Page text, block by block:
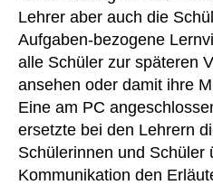
Lehrer aber auch die
Aufgaben-bezogene
alle Schüler zur späteren
ansehen oder damit ihre
Eine am PC
ersetzte bei den Lehrern
Schülerinnen und Schüler
Kommunikation den